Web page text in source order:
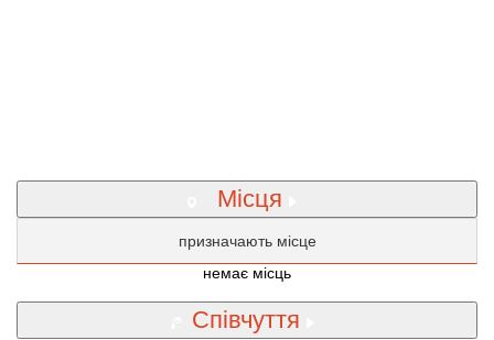
Місця
призначають місце
немає місць
Співчуття